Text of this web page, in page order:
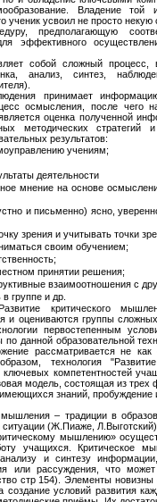
Владение той
ученик усвоил не просто
предполагающую
эффективного
собой сложный
анализ, синтез,
принимает
осмысления, после чего
оценка полученной
методических стратегий
результатов:
учениям;
деятельности
мнение на основе
и письменно) ясно,
зрения и учитывать точки
своим обучением;
принятии решения;
взаимоотношения с
группе и др.
критического
и оцениваются группы
первостепенным
данной образовательной
рассматривается не как
технология
компетентностей
модель, состоящая из
знаний, пробуждение
мышления – традиции в
ситуации (Ж.Пиаже, Л.Выготский)
мышлению»
учащихся. Критическое
и синтезу
или рассуждения, что
стр 154). Элементы новизны
условий развития